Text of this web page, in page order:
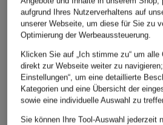
(THE MERCER) N.Y.
Hemdbluse aus
Leinen
CHF 209
Ursprünglich:CHF 269
VINCE
Hemdbluse aus
CHF 369
aufgrund Ihres Nutzerverhaltens auf
unserer Webseite, um diese für Sie zu
Optimierung der Werbeaussteuerung.
Klicken Sie auf „Ich stimme zu“ um
direkt zur Webseite weiter zu
Einstellungen“, um eine detaillierte
Kategorien und eine Übersicht der
sowie eine individuelle Auswahl zu
Sie können Ihre Tool-Auswahl jederzeit